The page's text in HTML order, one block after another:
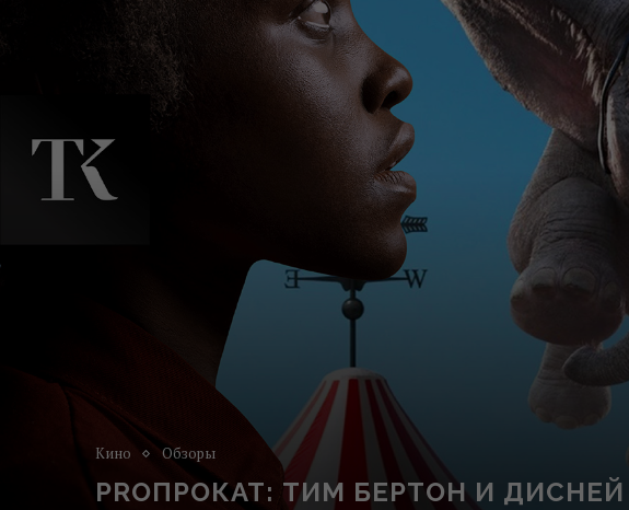
Кино Обзоры
PROПРОКАТ: ТИМ БЕРТОН И